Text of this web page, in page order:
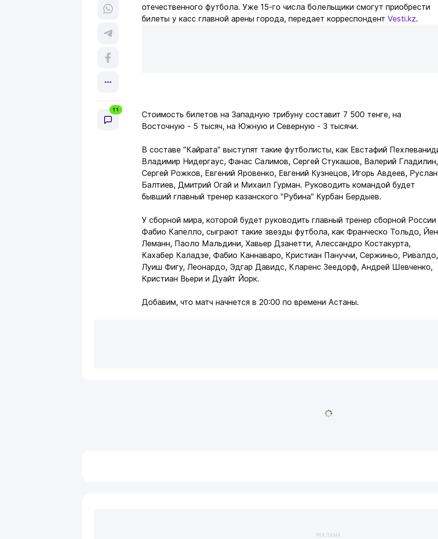
11
отечественного футбола. Уже 15-го числа болельщики смогут приобрести
билеты у касс главной арены города, передает корреспондент Vesti.kz.
Стоимость билетов на Западную трибуну составит 7 500 тенге, на
Восточную - 5 тысяч, на Южную и Северную - 3 тысячи.
В составе "Кайрата" выступят такие футболисты, как Евстафий
Владимир Нидергаус, Фанас Салимов, Сергей Стукашов, Валерий Гладилин,
Сергей Рожков, Евгений Яровенко, Евгений Кузнецов, Игорь Авдеев, Руслан
Балтиев, Дмитрий Огай и Михаил Гурман. Руководить командой будет
бывший главный тренер казанского "Рубина" Курбан Бердыев.
У сборной мира, которой будет руководить главный тренер сборной России
Фабио Капелло, сыграют такие звезды футбола, как Франческо Тольдо,
Леманн, Паоло Мальдини, Хавьер Дзанетти, Алессандро Костакурта,
Кахабер Каладзе, Фабио Каннаваро, Кристиан Пануччи, Сержиньо, Ривалдо,
Луиш Фигу, Леонардо, Эдгар Давидс, Кларенс Зеедорф, Андрей Шевченко,
Кристиан Вьери и Дуайт Йорк.
Добавим, что матч начнется в 20:00 по времени Астаны.
РЕКЛАМА